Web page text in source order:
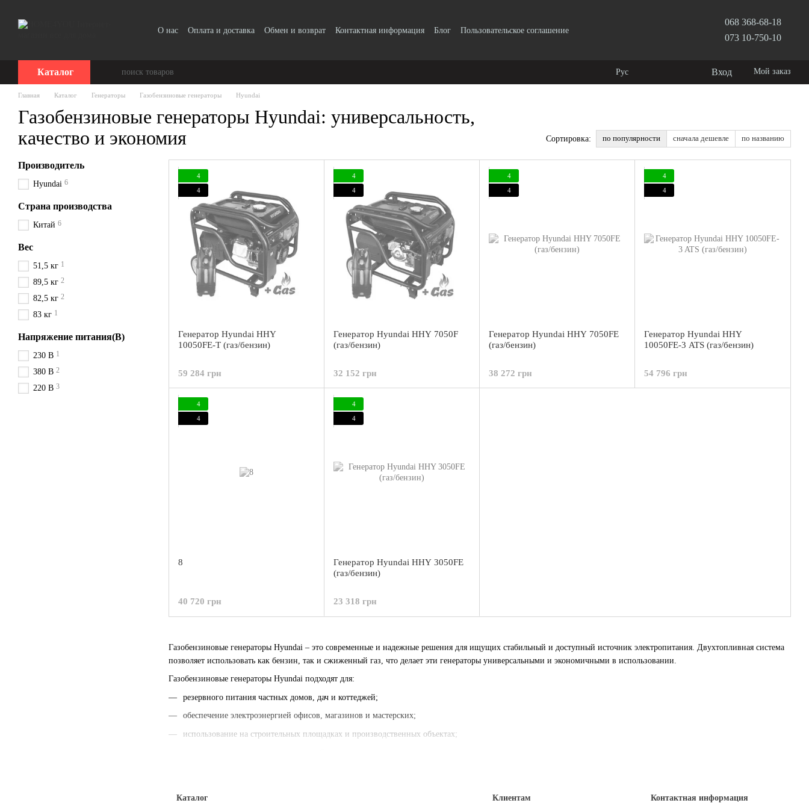
О нас Оплата и доставка Обмен и возврат Контактная информация Блог
Пользовательское соглашение
068 368-68-18
073 10-750-10
Каталог Рус Вход Мой заказ
Главная Каталог Генераторы Газобензиновые генераторы Hyundai
Газобензиновые генераторы Hyundai: универсальность,
качество и экономия
Сортировка: по популярности сначала дешевле по названию
Газобензиновые генераторы Hyundai – это современные и надежные решения для ищущих стабильный и доступный источник электропитания. Двухтопливная система
позволяет использовать как бензин, так и сжиженный газ, что делает эти генераторы универсальными и экономичными в использовании.
Газобензиновые генераторы Hyundai подходят для:
резервного питания частных домов, дач и коттеджей;
обеспечение электроэнергией офисов, магазинов и мастерских;
использование на строительных площадках и производственных объектах;
4
4
Генератор Hyundai HHY
10050FE-T (газ/бензин)
59 284 грн
4
4
Генератор Hyundai HHY 7050F
(газ/бензин)
32 152 грн
4
4
Генератор Hyundai HHY 7050FE
(газ/бензин)
38 272 грн
4
4
Генератор Hyundai HHY
10050FE-3 ATS (газ/бензин)
54 796 грн
4
4
8
40 720 грн
4
4
Генератор Hyundai HHY 3050FE
(газ/бензин)
23 318 грн
Производитель
Hyundai 6
Страна производства
Китай 6
Вес
51,5 кг 1
89,5 кг 2
82,5 кг 2
83 кг 1
Напряжение питания(В)
230 В 1
380 В 2
220 В 3
Каталог Клиентам Контактная информация